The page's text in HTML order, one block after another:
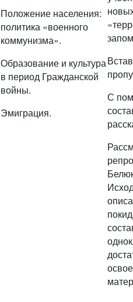
Положение населения:
политика «военного
коммунизма».
Образование и культура
в период Гражданской
войны.
Эмиграция.
С